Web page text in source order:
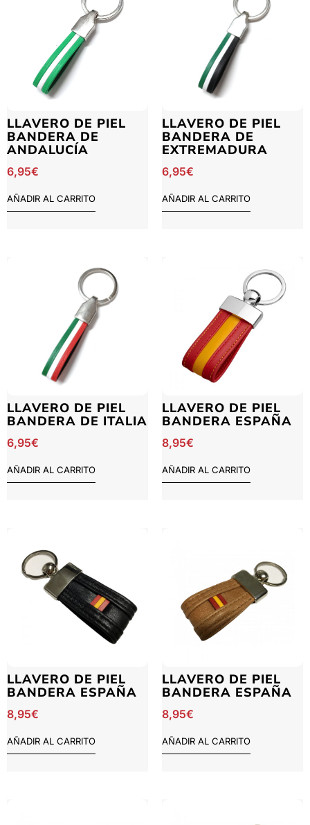
LLAVERO DE PIEL
BANDERA DE
ANDALUCÍA
6,95€
AÑADIR AL CARRITO
LLAVERO DE PIEL
BANDERA DE
EXTREMADURA
6,95€
AÑADIR AL CARRITO
LLAVERO DE PIEL
BANDERA DE ITALIA
6,95€
AÑADIR AL CARRITO
LLAVERO DE PIEL
BANDERA ESPAÑA
8,95€
AÑADIR AL CARRITO
LLAVERO DE PIEL
BANDERA ESPAÑA
8,95€
AÑADIR AL CARRITO
LLAVERO DE PIEL
BANDERA ESPAÑA
8,95€
AÑADIR AL CARRITO